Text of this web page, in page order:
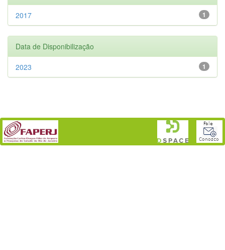
1
2017
Data de Disponibilização
1
2023